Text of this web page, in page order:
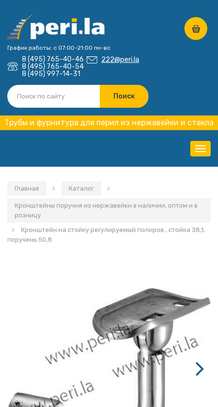
График работы: с 07:00-21:00 пн-вс
8 (495) 765-40-46
8 (495) 765-40-54
8 (495) 997-14-31
222@peri.la
Трубы и фурнитура для перил из нержавейки и стекла
Главная Каталог
Кронштейны поручня из нержавейки в наличии, оптом и в
розницу
Кронштейн на стойку регулируемый полиров., стойка 38,1;
поручень 50,8